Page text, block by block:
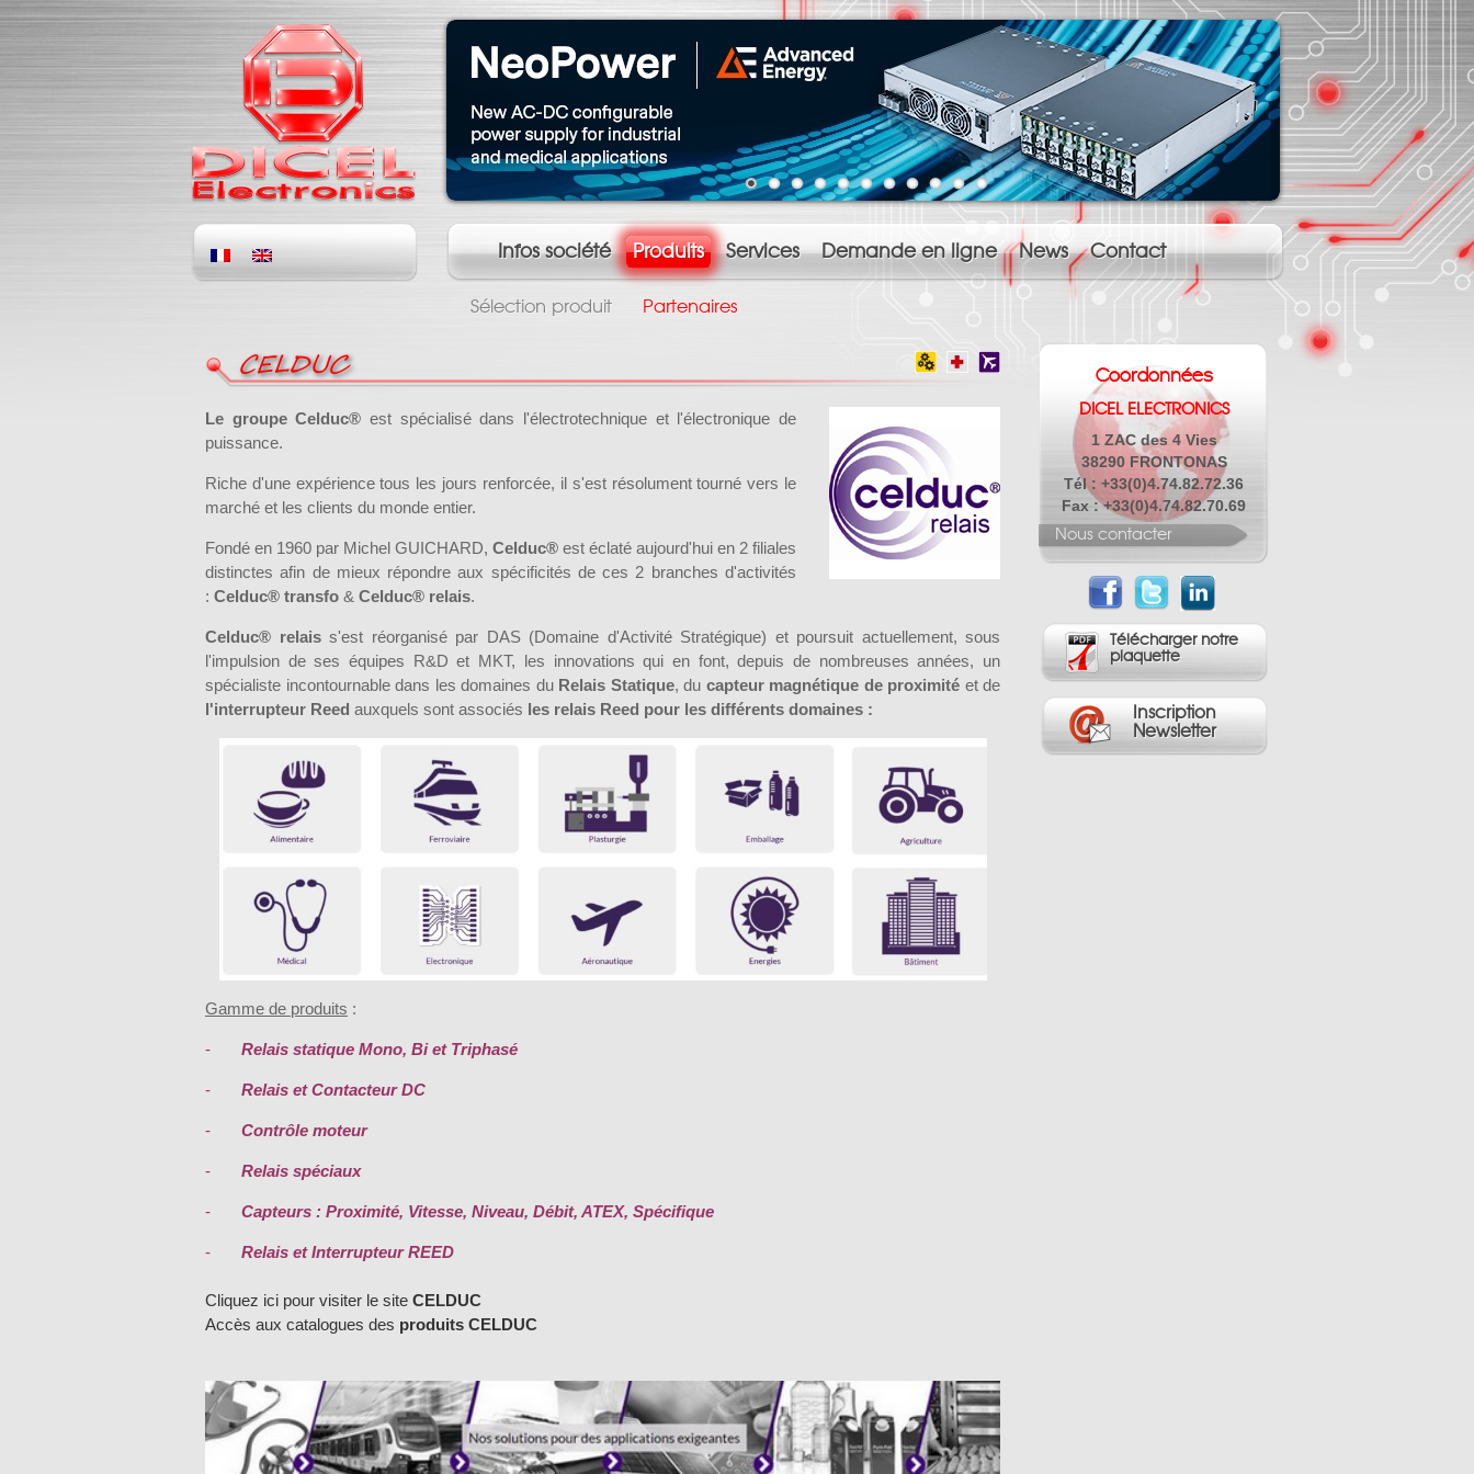
Infos société Produits
Sélection produit Partenaires
Services Demande en ligne News Contact
CELDUC
Le groupe Celduc® est spécialisé dans l'électrotechnique et l'électronique de
puissance.
Riche d'une expérience tous les jours renforcée, il s'est résolument tourné vers le
marché et les clients du monde entier.
Fondé en 1960 par Michel GUICHARD, Celduc® est éclaté aujourd'hui en 2 filiales
distinctes afin de mieux répondre aux spécificités de ces 2 branches d'activités
: Celduc® transfo & Celduc® relais.
Celduc® relaiss'est réorganisé par DAS (Domaine d'Activité Stratégique) et poursuit actuellement, sous
l'impulsion de ses équipes R&D et MKT, les innovations qui en font, depuis de nombreuses années, un
spécialiste incontournable dans les domaines du Relais Statique, du capteur magnétique de proximité et de
l'interrupteur Reed auxquels sont associés les relais Reed pour les différents domaines :
Gamme de produits :
- Relais statique Mono, Bi et Triphasé
- Relais et Contacteur DC
- Contrôle moteur
- Relais spéciaux
- Capteurs : Proximité, Vitesse, Niveau, Débit, ATEX, Spécifique
- Relais et Interrupteur REED
Cliquez ici pour visiter le site CELDUC
Accès aux catalogues des produits CELDUC
Coordonnées
DICEL ELECTRONICS
1 ZAC des 4 Vies
38290 FRONTONAS
Tél : +33(0)4.74.82.72.36
Fax : +33(0)4.74.82.70.69
Nous contacter
Télécharger notre
plaquette
Inscription
Newsletter